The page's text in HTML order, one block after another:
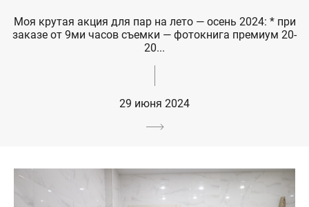
Моя крутая акция для пар на лето — осень 2024: * при
заказе от 9ми часов съемки — фотокнига премиум 20-
20...
29 июня 2024